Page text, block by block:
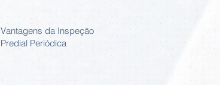
Vantagens da Inspeção
Predial Periódica